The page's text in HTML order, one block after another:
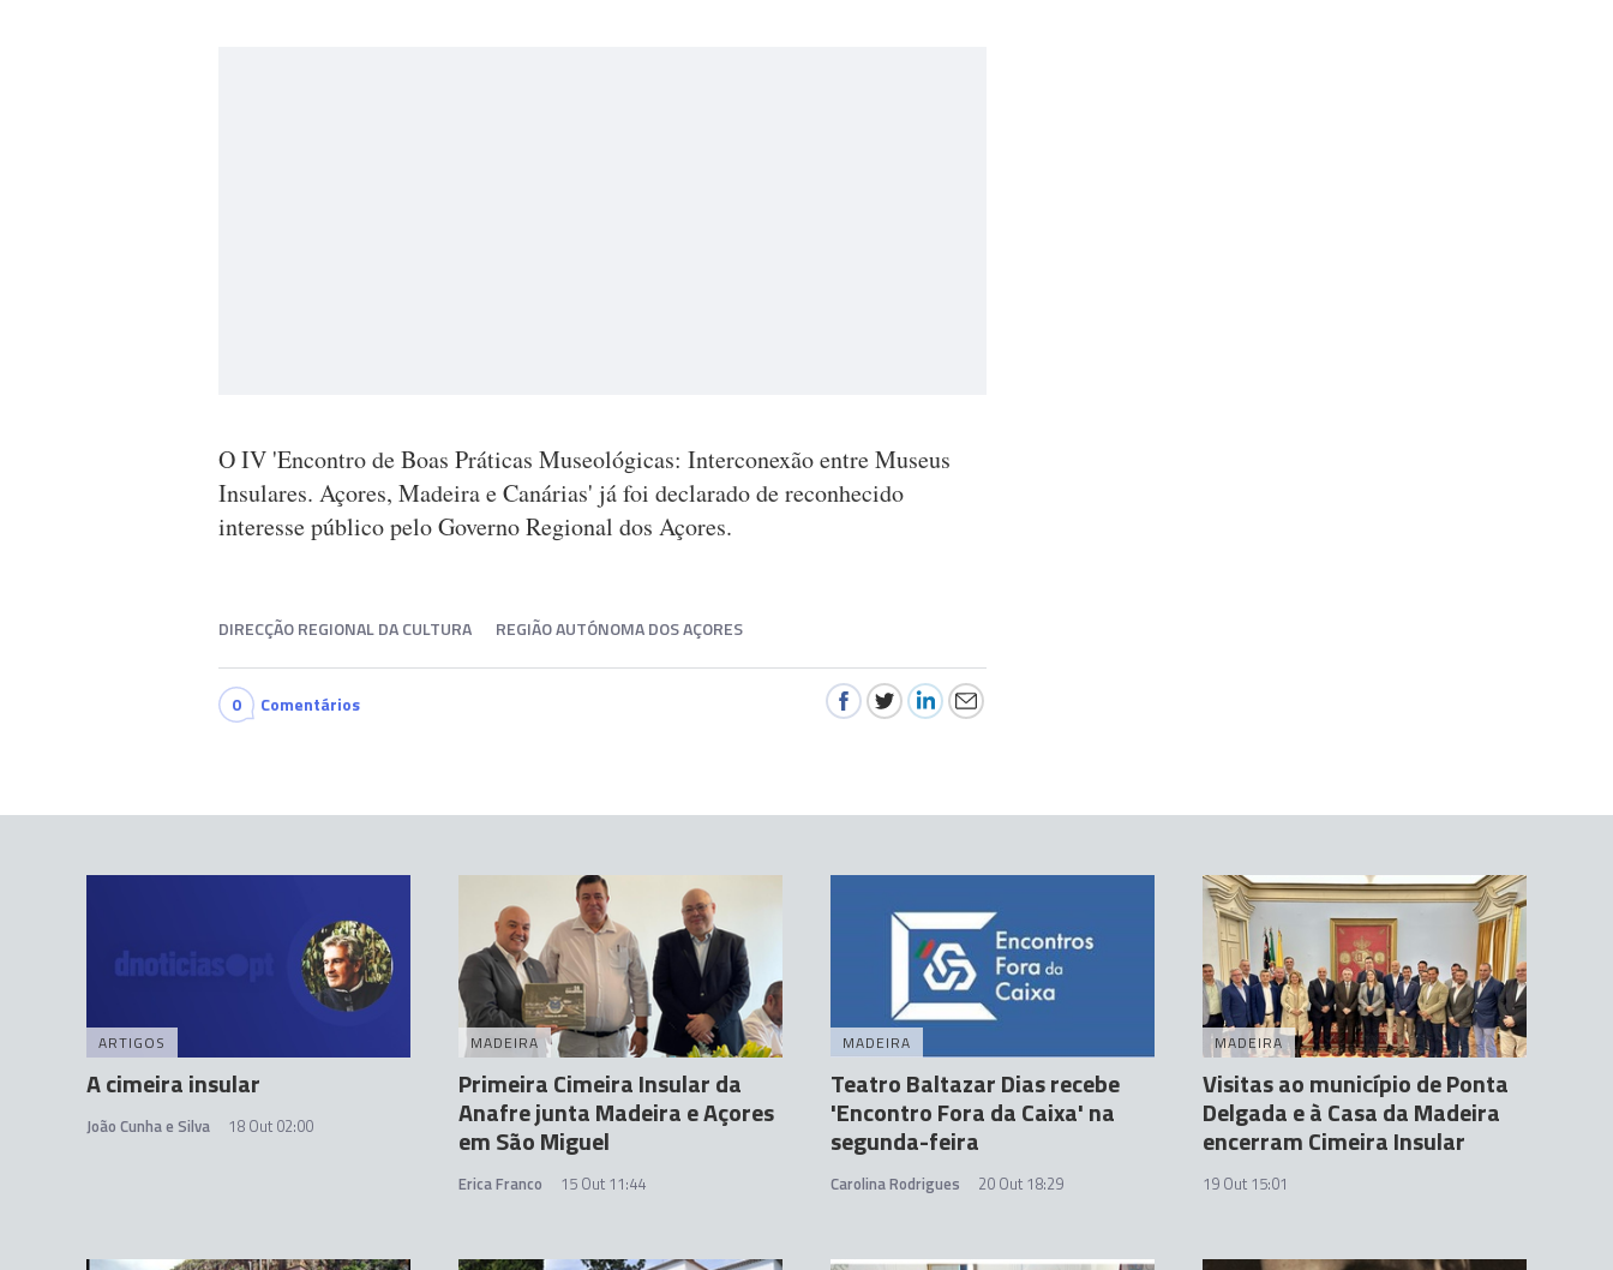
O IV 'Encontro de Boas Práticas Museológicas: Interconexão entre Museus
Insulares. Açores, Madeira e Canárias' já foi declarado de reconhecido
interesse público pelo Governo Regional dos Açores.
DIRECÇÃO REGIONAL DA CULTURA REGIÃO AUTÓNOMA DOS AÇORES
0 Comentários
ARTIGOS
A cimeira insular
João Cunha e Silva 18 Out 02:00
MADEIRA
Primeira Cimeira Insular da
Anafre junta Madeira e Açores
em São Miguel
Erica Franco 15 Out 11:44
MADEIRA
Teatro Baltazar Dias recebe
'Encontro Fora da Caixa' na
segunda-feira
Carolina Rodrigues 20 Out 18:29
MADEIRA
Visitas ao município de Ponta
Delgada e à Casa da Madeira
encerram Cimeira Insular
19 Out 15:01